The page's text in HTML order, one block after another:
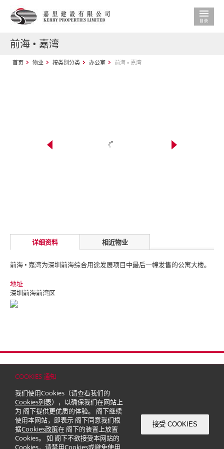
COOKIES 通知
我们使用Cookies（请查看我们的
Cookies列表），以确保我们在网站上
为 阁下提供更优质的体验。 阁下继续
使用本网站，即表示 阁下同意我们根
据Cookies政策在 阁下的装置上放置
Cookies。 如 阁下不欲接受本网站的
Cookies，请禁用Cookies或避免使用
接受 COOKIES
前海 • 嘉湾
首页 物业 按类别分类 办公室 前海 • 嘉湾
详细资料 相近物业
前海 • 嘉湾为深圳前海综合用途发展项目中最后一幢发售的公寓大楼。
地址
深圳前海前湾区
© 2026 嘉里建设有限公司 (于百慕达注册成立之有限公司)